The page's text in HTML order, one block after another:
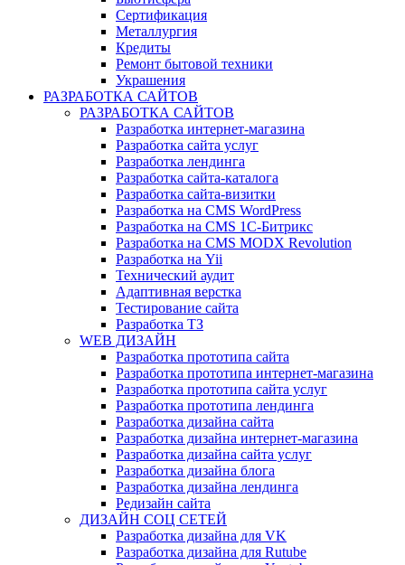
Сертификация
Металлургия
Кредиты
Ремонт бытовой техники
Украшения
РАЗРАБОТКА САЙТОВ
РАЗРАБОТКА САЙТОВ
Разработка интернет-магазина
Разработка сайта услуг
Разработка лендинга
Разработка сайта-каталога
Разработка сайта-визитки
Разработка на CMS WordPress
Разработка на CMS 1С-Битрикс
Разработка на CMS MODX Revolution
Разработка на Yii
Технический аудит
Адаптивная верстка
Тестирование сайта
Разработка ТЗ
WEB ДИЗАЙН
Разработка прототипа сайта
Разработка прототипа интернет-магазина
Разработка прототипа сайта услуг
Разработка прототипа лендинга
Разработка дизайна сайта
Разработка дизайна интернет-магазина
Разработка дизайна сайта услуг
Разработка дизайна блога
Разработка дизайна лендинга
Редизайн сайта
ДИЗАЙН СОЦ СЕТЕЙ
Разработка дизайна для VK
Разработка дизайна для Rutube